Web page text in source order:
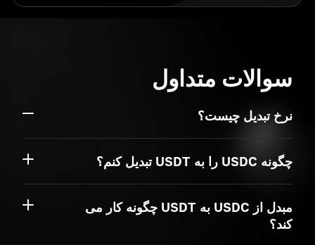
سوالات متداول
نرخ تبدیل چیست؟
چگونه USDC را به USDT تبدیل کنم؟
مبدل از USDC به USDT چگونه کار می
کند؟